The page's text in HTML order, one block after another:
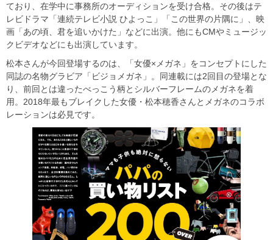
ており、在学中に事務所のオーディションを受け合格。その後はテ
レビドラマ「連続テレビ小説 ひよっこ」「この世界の片隅に」、映
画「あの頃、君を追いかけた」などに出演。他にもCMやミュージッ
クビデオなどにも出演しています。
松本さんが今回登場するのは、「女優×メガネ」をコンセプトにした
同誌の名物グラビア「ビジョメガネ」。同連載には2回目の登場とな
り、前回とは違ったべっこう柄とシルバーフレームのメガネを着
用。2018年最もブレイクした女優・松本穂香さんとメガネのコラボ
レーションは必見です。